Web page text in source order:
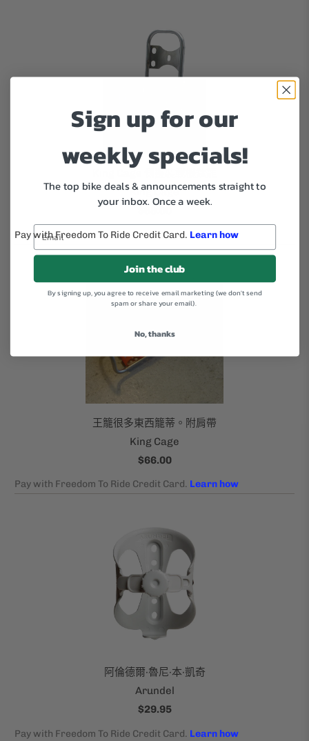
King Cage 側邊裝載機鈦籠
King Cage
王籠很多東西籠蒂。附肩帶
King Cage
$66.00
阿倫德爾·魯尼·本·凱奇
Arundel
$29.95
Sign up for our
weekly specials!
The top bike deals & announcements straight to
your inbox. Once a week.
Join the club
By signing up, you agree to receive email marketing (we don't send
spam or share your email).
No, thanks